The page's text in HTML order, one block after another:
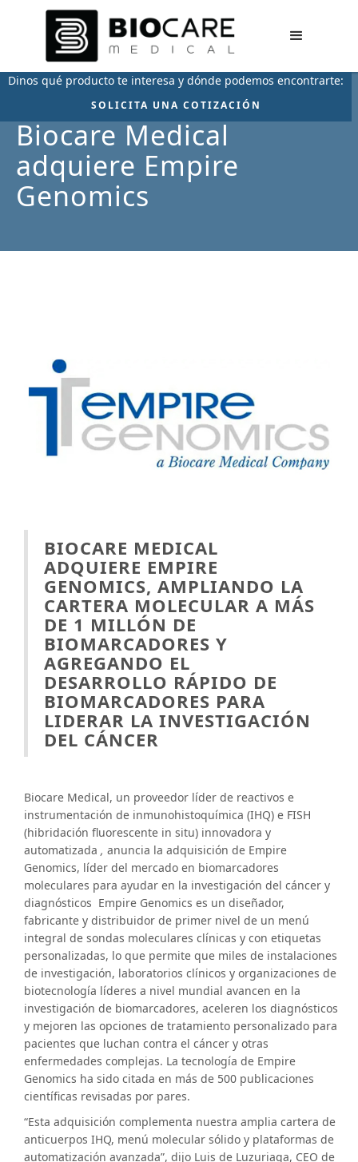
Dinos qué producto te interesa y dónde podemos encontrarte:
SOLICITA UNA COTIZACIÓN
Biocare Medical
adquiere Empire
Genomics
BIOCARE MEDICAL
ADQUIERE EMPIRE
GENOMICS, AMPLIANDO LA
CARTERA MOLECULAR A MÁS
DE 1 MILLÓN DE
BIOMARCADORES Y
AGREGANDO EL
DESARROLLO RÁPIDO DE
BIOMARCADORES PARA
LIDERAR LA INVESTIGACIÓN
DEL CÁNCER
Biocare Medical, un proveedor líder de reactivos e
instrumentación de inmunohistoquímica (IHQ) e FISH
(hibridación fluorescente in situ) innovadora y
automatizada , anuncia la adquisición de Empire
Genomics, líder del mercado en biomarcadores
moleculares para ayudar en la investigación del cáncer y
diagnósticos Empire Genomics es un diseñador,
fabricante y distribuidor de primer nivel de un menú
integral de sondas moleculares clínicas y con etiquetas
personalizadas, lo que permite que miles de instalaciones
de investigación, laboratorios clínicos y organizaciones de
biotecnología líderes a nivel mundial avancen en la
investigación de biomarcadores, aceleren los diagnósticos
y mejoren las opciones de tratamiento personalizado para
pacientes que luchan contra el cáncer y otras
enfermedades complejas. La tecnología de Empire
Genomics ha sido citada en más de 500 publicaciones
científicas revisadas por pares.
“Esta adquisición complementa nuestra amplia cartera de
anticuerpos IHQ, menú molecular sólido y plataformas de
automatización avanzada”, dijo Luis de Luzuriaga, CEO de